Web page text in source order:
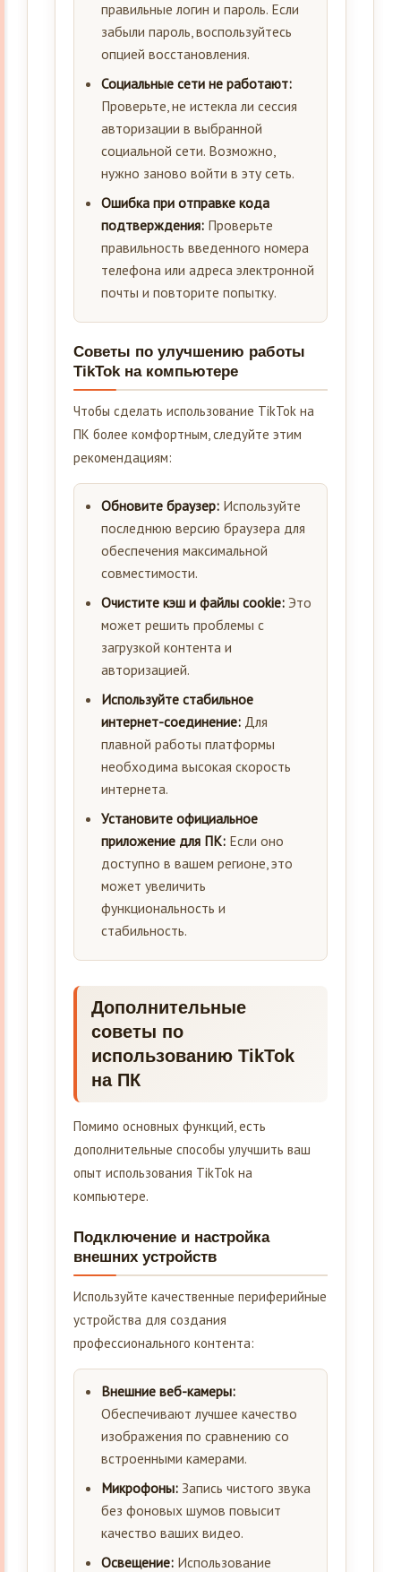
правильные логин и пароль. Если
забыли пароль, воспользуйтесь
опцией восстановления.
Социальные сети не работают:
Проверьте, не истекла ли сессия
авторизации в выбранной
социальной сети. Возможно,
нужно заново войти в эту сеть.
Ошибка при отправке кода
подтверждения: Проверьте
правильность введенного номера
телефона или адреса электронной
почты и повторите попытку.
Советы по улучшению работы
TikTok на компьютере
Чтобы сделать использование TikTok на
ПК более комфортным, следуйте этим
рекомендациям:
Обновите браузер: Используйте
последнюю версию браузера для
обеспечения максимальной
совместимости.
Очистите кэш и файлы cookie: Это
может решить проблемы с
загрузкой контента и
авторизацией.
Используйте стабильное
интернет-соединение: Для
плавной работы платформы
необходима высокая скорость
интернета.
Установите официальное
приложение для ПК: Если оно
доступно в вашем регионе, это
может увеличить
функциональность и
стабильность.
Дополнительные
советы по
использованию TikTok
на ПК
Помимо основных функций, есть
дополнительные способы улучшить ваш
опыт использования TikTok на
компьютере.
Подключение и настройка
внешних устройств
Используйте качественные периферийные
устройства для создания
профессионального контента:
Внешние веб-камеры:
Обеспечивают лучшее качество
изображения по сравнению со
встроенными камерами.
Микрофоны: Запись чистого звука
без фоновых шумов повысит
качество ваших видео.
Освещение: Использование